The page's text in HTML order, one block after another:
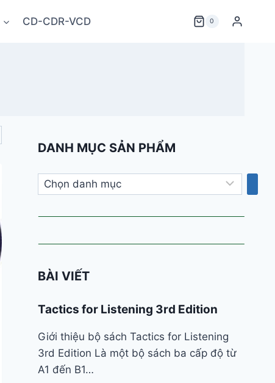
CD-CDR-VCD 0
DANH MỤC SẢN PHẨM
Chọn
danh
mục
BÀI VIẾT
Tactics for Listening 3rd Edition
Giới thiệu bộ sách Tactics for Listening
3rd Edition Là một bộ sách ba cấp độ từ
A1 đến B1…